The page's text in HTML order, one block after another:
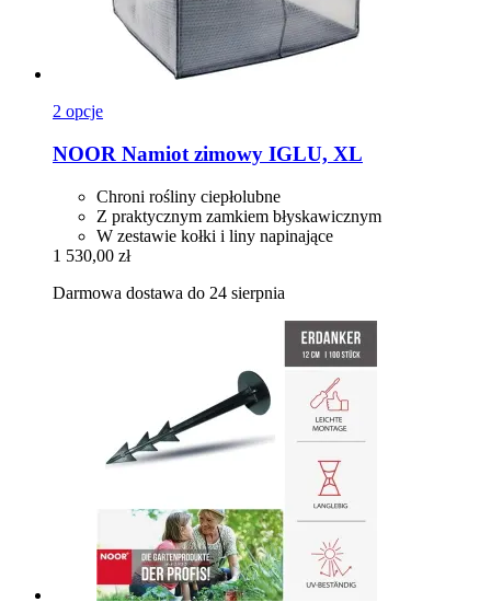
2 opcje
NOOR Namiot zimowy IGLU, XL
Chroni rośliny ciepłolubne
Z praktycznym zamkiem błyskawicznym
W zestawie kołki i liny napinające
1 530,00 zł
Darmowa dostawa do 24 sierpnia